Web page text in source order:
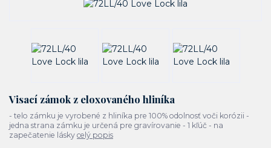
Visací zámok z eloxovaného hliníka
- telo zámku je vyrobené z hliníka pre 100% odolnosť voči korózii -
jedna strana zámku je určená pre gravírovanie - 1 kľúč - na
zapečatenie lásky celý popis